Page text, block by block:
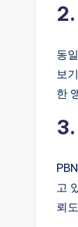
동
보
한
고
뢰